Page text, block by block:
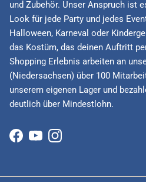
und Zubehör. Unser Anspruch ist
Look für jede Party und jedes
Halloween, Karneval oder
das Kostüm, das deinen Auftritt
Shopping Erlebnis arbeiten an
(Niedersachsen) über 100
unserem eigenen Lager und
deutlich über Mindestlohn.
Facebook
YouTubeInstagram